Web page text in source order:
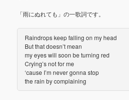
「雨にぬれても」の一歌詞です。
Raindrops keep falling on my head
But that doesn’t mean
my eyes will soon be turning red
Crying’s not for me
‘cause I’m never gonna stop
the rain by complaining